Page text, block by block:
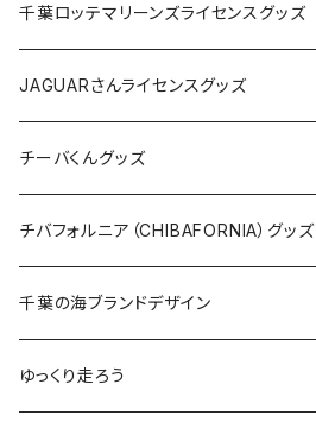
缶バッジ
ホテルキーホルダー
アクリルキーホルダー
ホテルキーホルダー
クリアファイル
Tシャツ
キャップ
トートバッグ
キャップ
バッグ
ステッカー
缶バッジ
キーホルダー
クリアファイル
Tシャツ
キャップ
バッグ
ステッカー
缶バッジ
キーホルダー
千葉ロッテマリーンズライセンスグッズ
ステッカー
ステッカー
ステッカー大
缶バッジ
缶バッジ32mm
缶バッジ54mm
エコバッグ
JAGUARさんコラボグッズ
Tシャツ
サコッシュ
JAGUARさんライセンスグッズ
Tシャツ
ステッカー
缶バッジ
クリアファイル
チーバくんグッズ
Tシャツ
キャップ
エコバッグ
チバフォルニア（CHIBAFORNIA）グッズ
Tシャツ
キャップ
千葉の海ブランドデザイン
Tシャツ
ゆっくり走ろう